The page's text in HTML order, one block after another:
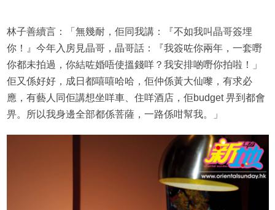
林子善續言：「無幾耐，佢同我講：『不如我叫晶哥簽埋
你！』今年入房見晶哥，晶哥話：『我簽咗你兩年，一套嘢
你都未拍過，你結咗婚唔使搵錢咩？我安排啲嘢你拍啦！」
佢又係好好，成日都嘻嘻哈哈，佢仲係黃大仙嚟，有求必
應，有藝人同佢講想坐咩車、住咩酒店，佢budget 畀到都會
畀。所以我身邊全部都係菩薩，一路係咁幫我。」